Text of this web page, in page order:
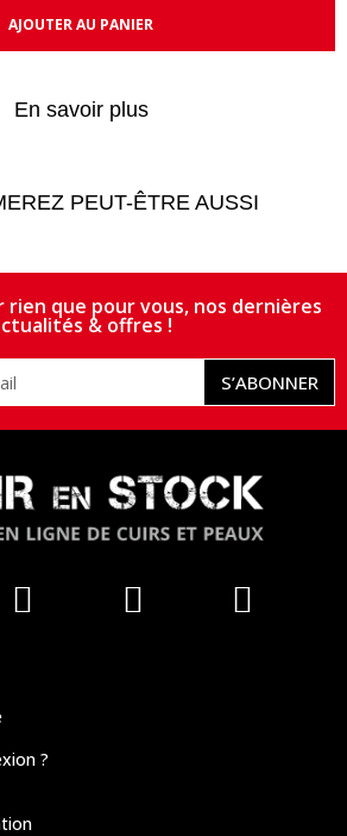
AJOUTER AU PANIER
En savoir plus
PEUT-ÊTRE AUSSI
que pour vous, nos dernières
& offres !
S’ABONNER
?